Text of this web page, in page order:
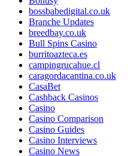
bossbabedigital.co.uk
Branche Updates
breedbay.co.uk
Bull Spins Casino
burritoazteca.es
campingrucahue.cl
caragordacantina.co.uk
CasaBet
Cashback Casinos
Casino
Casino Comparison
Casino Guides
Casino Interviews
Casino News